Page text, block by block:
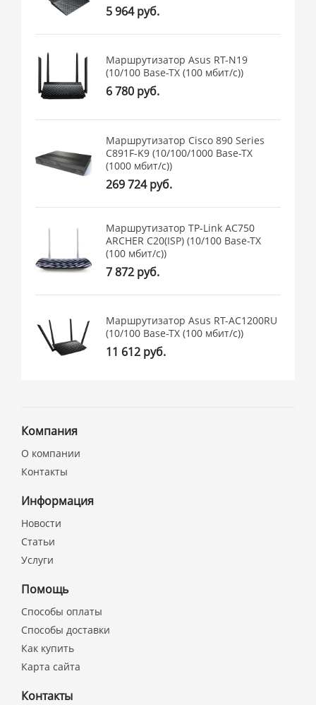
5 964 руб.
Маршрутизатор Asus RT-N19
(10/100 Base-TX (100 мбит/с))
6 780 руб.
Маршрутизатор Cisco 890 Series
C891F-K9 (10/100/1000 Base-TX
(1000 мбит/с))
269 724 руб.
Маршрутизатор TP-Link AC750
ARCHER C20(ISP) (10/100 Base-TX
(100 мбит/с))
7 872 руб.
Маршрутизатор Asus RT-AC1200RU
(10/100 Base-TX (100 мбит/с))
11 612 руб.
Компания
О компании
Контакты
Информация
Новости
Статьи
Услуги
Помощь
Способы оплаты
Способы доставки
Как купить
Карта сайта
Контакты